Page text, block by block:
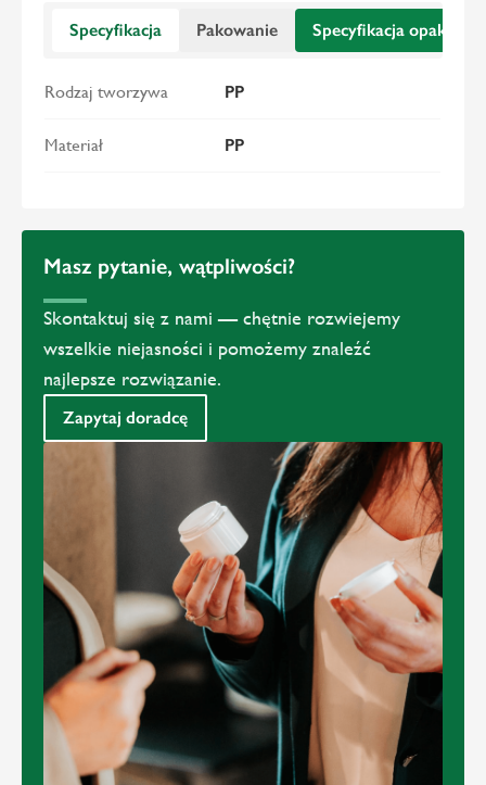
Specyfikacja Pakowanie Specyfikacja
Rodzaj tworzywa PP
Materiał PP
Masz pytanie, wątpliwości?
Skontaktuj się z nami — chętnie rozwiejemy
wszelkie niejasności i pomożemy znaleźć
najlepsze rozwiązanie.
Zapytaj doradcę